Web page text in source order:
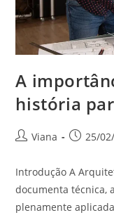
A
história
Viana 25/
Introdução A
documenta técnica,
plenamente